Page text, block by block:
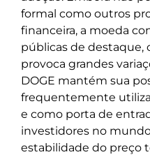
formal como outros
financeira, a moeda
públicas de
provoca grandes
DOGE mantém sua
frequentemente
e como porta de
investidores no
estabilidade do preço